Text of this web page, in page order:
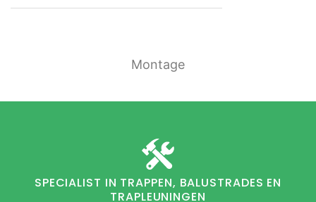
Montage
SPECIALIST IN TRAPPEN, BALUSTRADES EN
TRAPLEUNINGEN